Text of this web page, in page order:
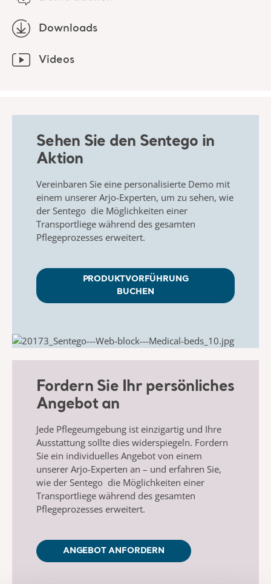
Downloads
Videos
Sehen Sie den Sentego in
Aktion
Vereinbaren Sie eine personalisierte Demo mit
einem unserer Arjo-Experten, um zu sehen, wie
der Sentego die Möglichkeiten einer
Transportliege während des gesamten
Pflegeprozesses erweitert.
PRODUKTVORFÜHRUNG
BUCHEN
Fordern Sie Ihr persönliches
Angebot an
Jede Pflegeumgebung ist einzigartig und Ihre
Ausstattung sollte dies widerspiegeln. Fordern
Sie ein individuelles Angebot von einem
unserer Arjo-Experten an – und erfahren Sie,
wie der Sentego die Möglichkeiten einer
Transportliege während des gesamten
Pflegeprozesses erweitert.
ANGEBOT ANFORDERN